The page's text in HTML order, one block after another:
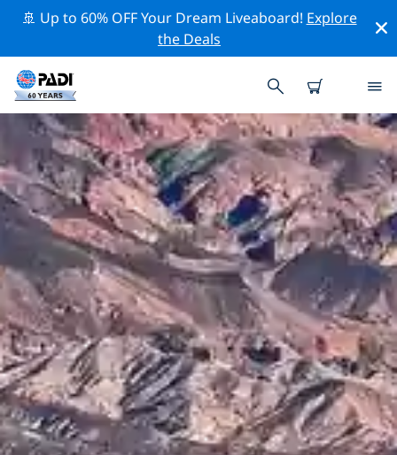
🚢 Up to 60% OFF Your Dream Liveaboard! Explore
the Deals